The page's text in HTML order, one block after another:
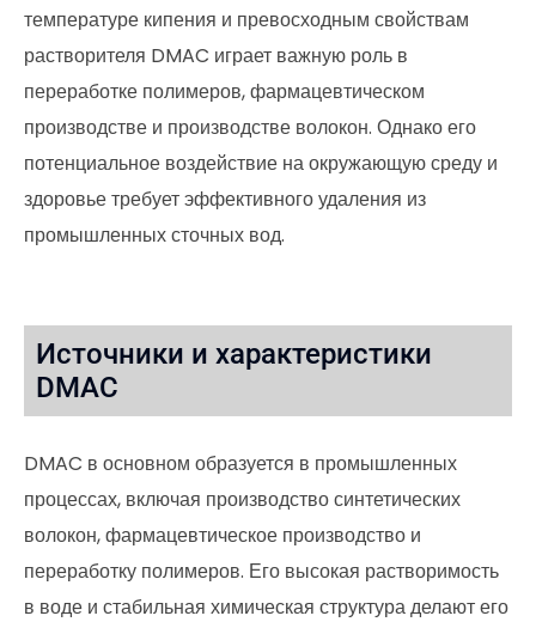
температуре кипения и превосходным свойствам
растворителя DMAC играет важную роль в
переработке полимеров, фармацевтическом
производстве и производстве волокон. Однако его
потенциальное воздействие на окружающую среду и
здоровье требует эффективного удаления из
промышленных сточных вод.
Источники и характеристики
DMAC
DMAC в основном образуется в промышленных
процессах, включая производство синтетических
волокон, фармацевтическое производство и
переработку полимеров. Его высокая растворимость
в воде и стабильная химическая структура делают его